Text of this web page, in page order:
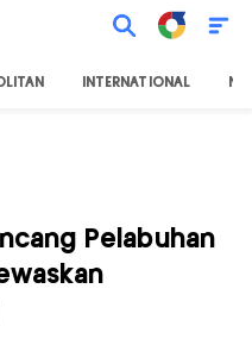
INTERNATIONAL
Pelabuhan